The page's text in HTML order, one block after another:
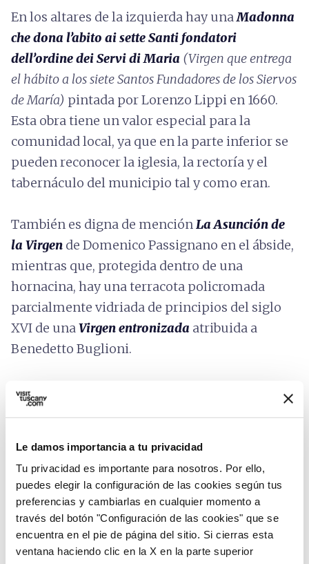
Le damos importancia a tu privacidad
Tu privacidad es importante para nosotros. Por ello,
puedes elegir la configuración de las cookies según tus
preferencias y cambiarlas en cualquier momento a
través del botón "Configuración de las cookies" que se
encuentra en el pie de página del sitio. Si cierras esta
ventana haciendo clic en la X en la parte superior
En los altares de la izquierda hay unaMadonna
che dona l’abito ai sette Santi fondatori
dell’ordine dei Servi di Maria (Virgen que entrega
el hábito a los siete Santos Fundadores de los Siervos
de María) pintada por Lorenzo Lippi en 1660.
Esta obra tiene un valor especial para la
comunidad local, ya que en la parte inferior se
pueden reconocer la iglesia, la rectoría y el
tabernáculo del municipio tal y como eran.
También es digna de menciónLa Asunción de
la Virgen de Domenico Passignano en el ábside,
mientras que, protegida dentro de una
hornacina, hay una terracota policromada
parcialmente vidriada de principios del siglo
XVI de unaVirgen entronizada atribuida a
Benedetto Buglioni.